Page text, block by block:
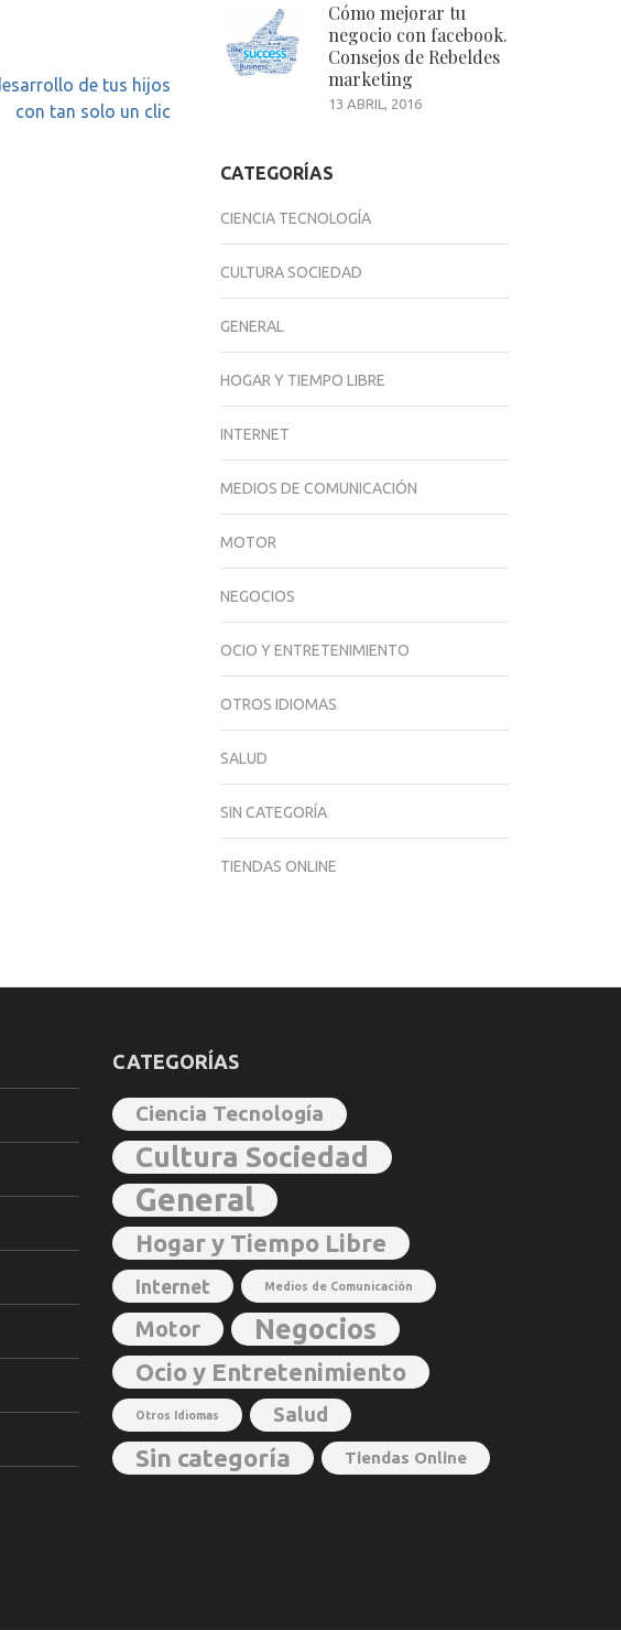
de tus hijos
con tan solo un clic
Cómo mejorar tu
negocio con facebook.
Consejos de Rebeldes
marketing
13 ABRIL, 2016
CATEGORÍAS
CIENCIA TECNOLOGÍA
CULTURA SOCIEDAD
GENERAL
HOGAR Y TIEMPO LIBRE
INTERNET
MEDIOS DE COMUNICACIÓN
MOTOR
NEGOCIOS
OCIO Y ENTRETENIMIENTO
OTROS IDIOMAS
SALUD
SIN CATEGORÍA
TIENDAS ONLINE
CATEGORÍAS
Ciencia Tecnología
Cultura Sociedad
General
Hogar y Tiempo Libre
Internet Medios de Comunicación
Motor Negocios
Ocio y Entretenimiento
Otros Idiomas Salud
Sin categoría Tiendas Online